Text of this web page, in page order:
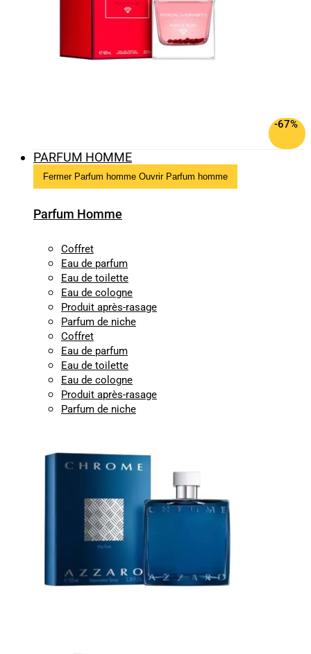
-67%
PARFUM HOMME
Fermer Parfum homme Ouvrir Parfum homme
Parfum Homme
Coffret
Eau de parfum
Eau de toilette
Eau de cologne
Produit après-rasage
Parfum de niche
Coffret
Eau de parfum
Eau de toilette
Eau de cologne
Produit après-rasage
Parfum de niche